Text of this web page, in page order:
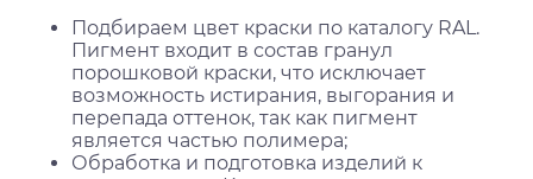
Подбираем цвет краски по каталогу RAL.
Пигмент входит в состав гранул
порошковой краски, что исключает
возможность истирания, выгорания и
перепада оттенок, так как пигмент
является частью полимера;
Обработка и подготовка изделий к